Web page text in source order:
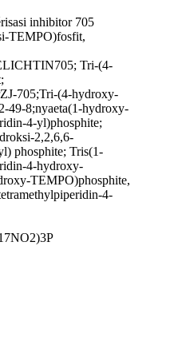
inhibitor 705
TEMPO)fosfit,
Tri-(4-
705;Tri-(4-hydroxy-
49-8;nyaeta(1-hydroxy-
4-yl)phosphite;
2,2,6,6-
phosphite; Tris(1-
4-hydroxy-
TEMPO)phosphite,
4-